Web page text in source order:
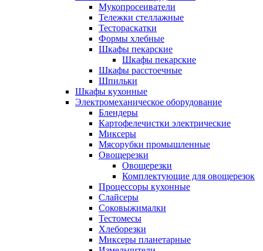
Мукопросеиватели
Тележки стеллажные
Тестораскатки
Формы хлебные
Шкафы пекарские
Шкафы пекарские
Шкафы расстоечные
Шпильки
Шкафы кухонные
Электромеханическое оборудование
Блендеры
Картофелечистки электрические
Миксеры
Мясорубки промышленные
Овощерезки
Овощерезки
Комплектующие для овощерезок
Процессоры кухонные
Слайсеры
Соковыжималки
Тестомесы
Хлеборезки
Миксеры планетарные